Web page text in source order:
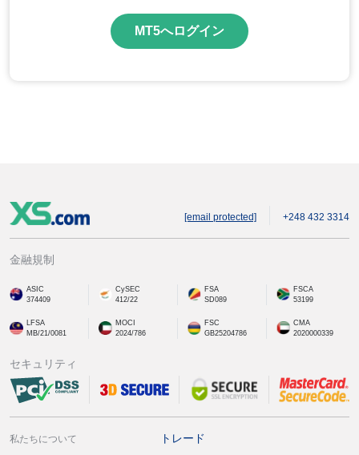
MT5へログイン
[email protected] +248 432 3314
金融規制
ASIC
374409
CySEC
412/22
FSA
SD089
FSCA
53199
LFSA
MB/21/0081
MOCI
2024/786
FSC
GB25204786
CMA
2020000339
セキュリティ
私たちについて トレード